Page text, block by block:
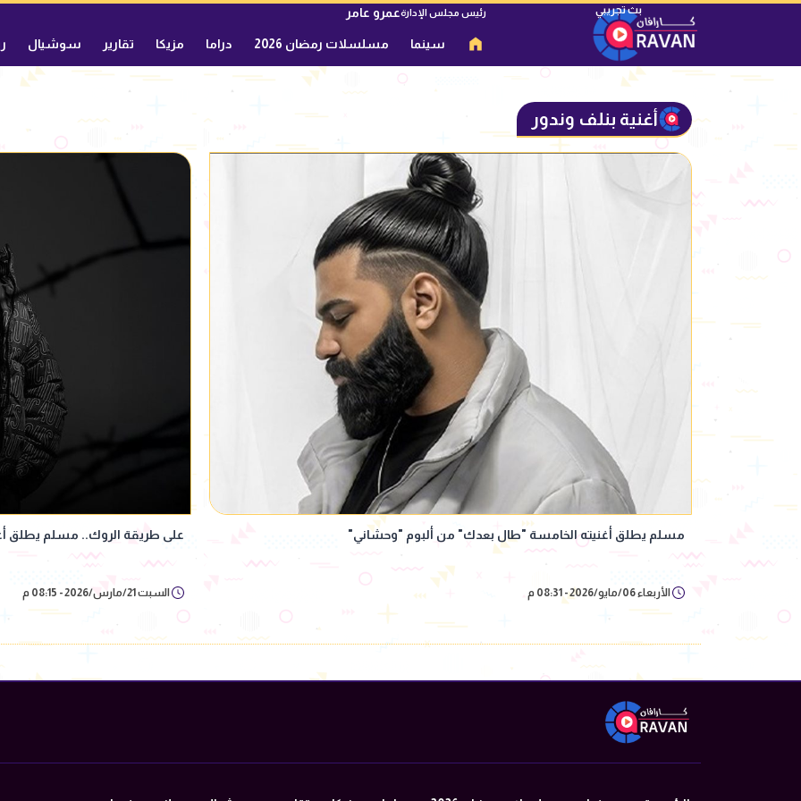
رئيس مجلس الإدارةعمرو عامر
سينما مسلسلات رمضان 2026 دراما مزيكا تقارير سوشيال
أغنية بنلف وندور
مسلم يطلق أغنيته الخامسة "طال بعدك" من ألبوم "وحشاني"
الأربعاء 06/مايو/2026 - 08:31 م
على طريقة الروك.. مسلم يطلق
السبت 21/مارس/2026 - 08:15 م